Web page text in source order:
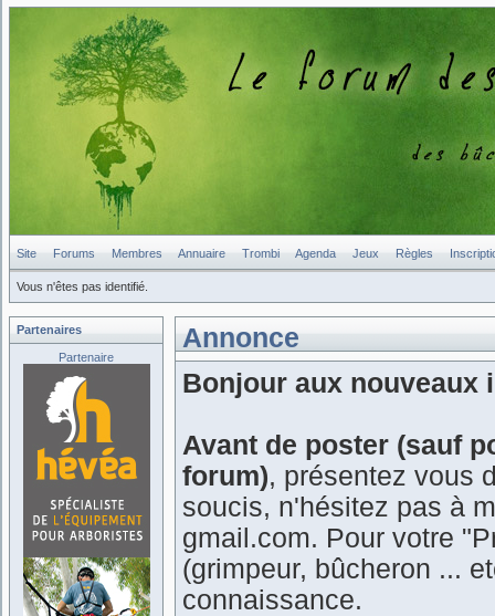
Site Forums Membres Annuaire Trombi Agenda Jeux Règles
Vous n'êtes pas identifié.
Annonce
Bonjour aux nouveaux
Avant de poster (sauf
forum), présentez vous
soucis, n'hésitez pas à
gmail.com. Pour votre
(grimpeur, bûcheron ...
connaissance.
Partenaires
Partenaire